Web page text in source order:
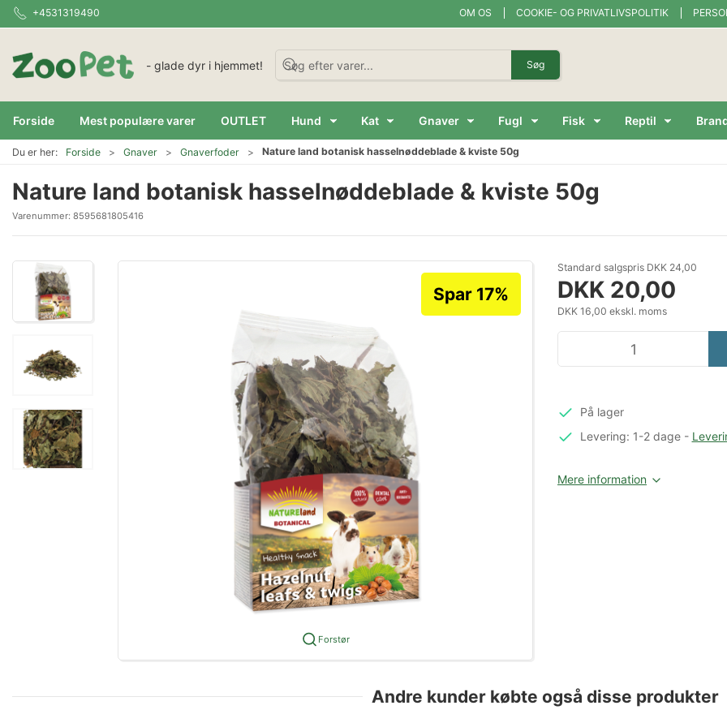
+4531319490 OM OS COOKIE- OG PRIVATLIVSPOLITIK
- glade dyr i hjemmet! Søg
Forside Mest populære varer OUTLET Hund Kat Gnaver Fugl Fisk Reptil
Du er her: Forside Gnaver Gnaverfoder Nature land botanisk hasselnøddeblade & kviste 50g
Nature land botanisk hasselnøddeblade & kviste 50g
Varenummer: 8595681805416
Forstør
Spar 17%
Standard salgspris DKK 24,00
DKK 20,00
DKK 16,00 ekskl. moms
På lager
Levering: 1-2 dage-
Mere information
Andre kunder købte også disse produkter